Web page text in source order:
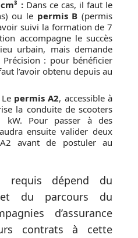
:Dans ce cas, il faut le
ou le permis B (permis
suivi la formation de 7
accompagne le succès
urbain, mais demande
: pour bénéficier
l’avoir obtenu depuis au
Le permis A2, accessible à
la conduite de scooters
kW. Pour passer à des
ensuite valider deux
avant de postuler au
dépend du
du parcours du
d’assurance
contrats à cette